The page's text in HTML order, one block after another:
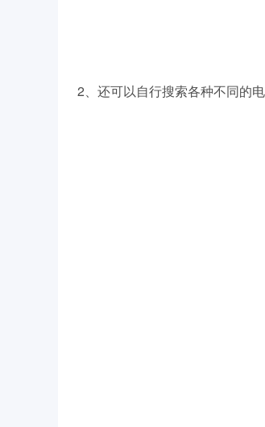
2、还可以自行搜索各种不同的